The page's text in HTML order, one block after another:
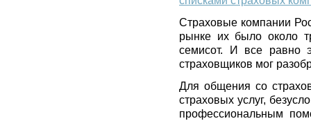
Страховые компании
рынке их было около
семисот. И все равно
страховщиков мог
Для общения со
страховых услуг,
профессиональным